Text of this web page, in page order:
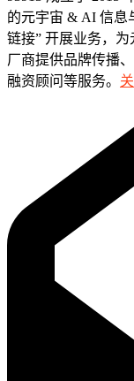
的元宇宙 & AI 信息
链接” 开展业务，
厂商提供品牌传播
融资顾问等服务。